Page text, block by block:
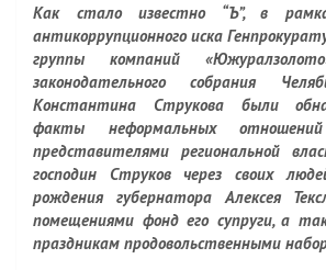
s
s
n
i
k
i
u
o
u
r
n
a
l
а
в
и
т
ь
Как стало известно “Ъ”, в
антикоррупционного иска
группы компаний
законодательного собрания
Константина Струкова были
факты неформальных
представителями региональной
господин Струков через своих
рождения губернатора Алексея
помещениями фонд его супруги, а
праздникам продовольственными